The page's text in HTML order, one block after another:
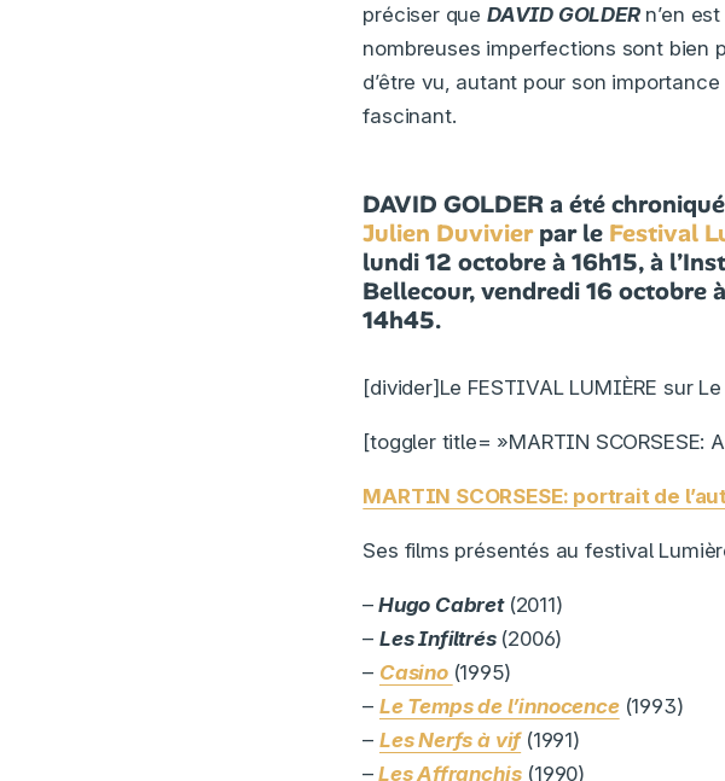
préciser que DAVID GOLDERn’en
nombreuses imperfections sont bien
d’être vu, autant pour son
fascinant.
DAVID GOLDER a été
Julien Duvivierpar le Festival
lundi 12 octobre à 16h15, à
Bellecour, vendredi 16 octobre
14h45.
[divider]Le FESTIVAL LUMIÈRE sur
[toggler title= »MARTIN SCORSESE:
MARTIN SCORSESE: portrait de
Ses films présentés au festival
– Hugo Cabret (2011)
– Les Infiltrés (2006)
– Casino (1995)
– Le Temps de l’innocence (1993)
– Les Nerfs à vif (1991)
– Les Affranchis(1990)